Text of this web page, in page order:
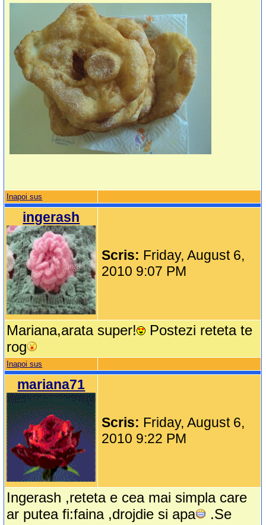
Inapoi sus
ingerash
Scris: Friday, August 6,
2010 9:07 PM
Mariana,arata super!
Postezi reteta te
rog
Inapoi sus
mariana71
Scris: Friday, August 6,
2010 9:22 PM
Ingerash ,reteta e cea mai simpla care
ar putea fi:faina ,drojdie si apa
.Se